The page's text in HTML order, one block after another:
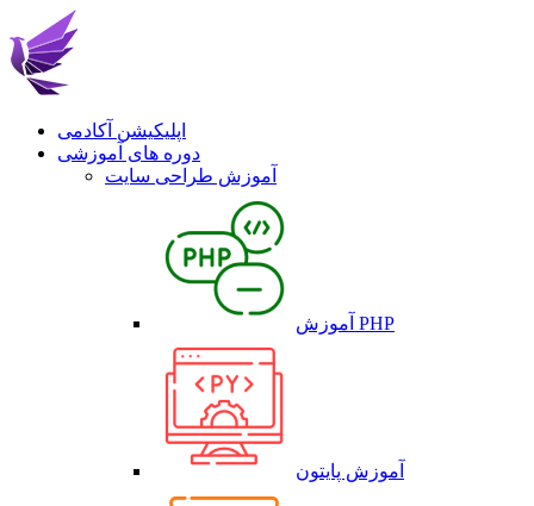
اپلیکیشن آکادمی
دوره های آموزشی
آموزش طراحی سایت
آموزش PHP
آموزش پایتون